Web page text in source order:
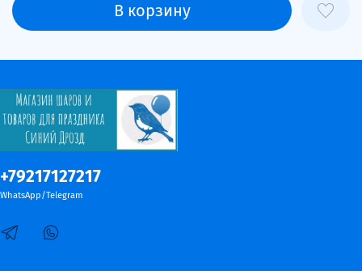
В корзину
+79217127217
WhatsApp/Telegram